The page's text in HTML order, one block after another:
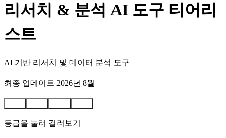
리서치 & 분석 AI 도구 티어리
스트
AI 기반 리서치 및 데이터 분석 도구
최종 업데이트 2026년 8월
등급을 눌러 걸러보기